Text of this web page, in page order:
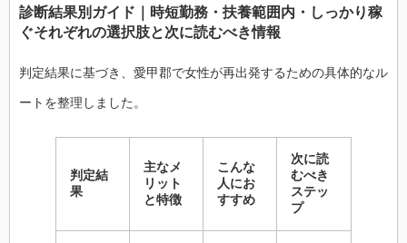
診断結果別ガイド｜時短勤務・扶養範囲内・しっかり稼
ぐそれぞれの選択肢と次に読むべき情報
判定結果に基づき、愛甲郡で女性が再出発するための具体的なル
ートを整理しました。
判定結
果
主なメ
リット
と特徴
こんな
人にお
すすめ
次に読
むべき
ステッ
プ